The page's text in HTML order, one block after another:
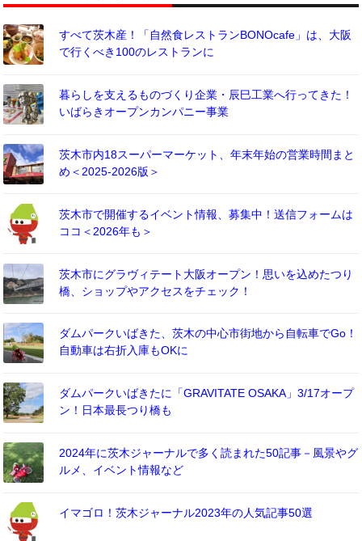
すべて茨木産！「自然食レストランBONOcafe」は、大阪
で行くべき100のレストランに
暮らしを支えるものづくり企業・辰巳工業へ行ってきた！
いばらきオープンカンパニー事業
茨木市内18スーパーマーケット、年末年始の営業時間まと
め＜2025-2026版＞
茨木市で開催するイベント情報、募集中！送信フォームは
ココ＜2026年も＞
茨木市にグラヴィテート大阪オープン！思いを込めたつり
橋、ショップやアクセスをチェック！
ダムパークいばきた、茨木の中心市街地から自転車でGo！
自動車は右折入庫もOKに
ダムパークいばきたに「GRAVITATE OSAKA」3/17オープ
ン！日本最長つり橋も
2024年に茨木ジャーナルで多く読まれた50記事－風景やグ
ルメ、イベント情報など
イマゴロ！茨木ジャーナル2023年の人気記事50選